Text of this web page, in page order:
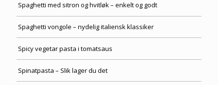
Spaghetti med sitron og hvitløk – enkelt og godt
Spaghetti vongole – nydelig italiensk klassiker
Spicy vegetar pasta i tomatsaus
Spinatpasta – Slik lager du det